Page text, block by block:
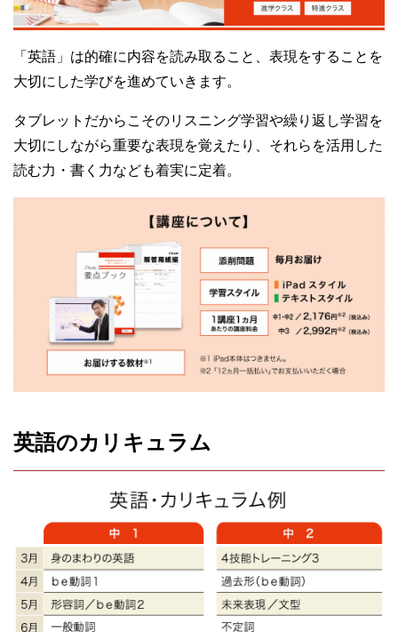
「英語」は的確に内容を読み取ること、表現をすることを
大切にした学びを進めていきます。
タブレットだからこそのリスニング学習や繰り返し学習を
大切にしながら重要な表現を覚えたり、それらを活用した
読む力・書く力なども着実に定着。
英語のカリキュラム